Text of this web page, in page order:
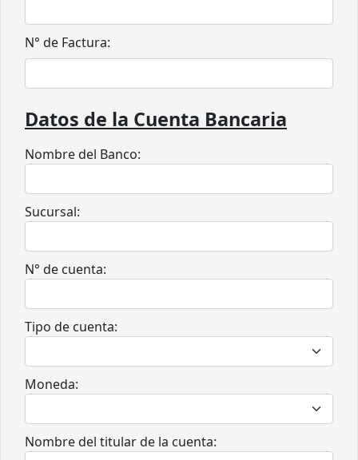
N° de Factura:
Datos de la Cuenta Bancaria
Nombre del Banco:
Sucursal:
N° de cuenta:
Tipo de cuenta:
Moneda:
Nombre del titular de la cuenta: